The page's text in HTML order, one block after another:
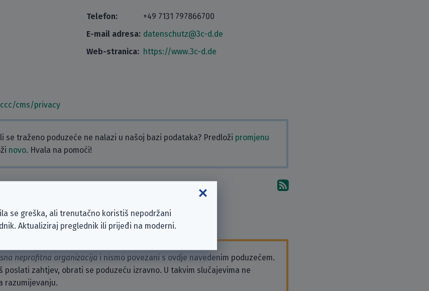
Telefon:
+49 7131 797866700
E-mail adresa: datenschutz@3c-d.de
Web-stranica: https://www.3c-d.de
cms/privacy
se traženo poduzeće ne nalazi u našoj bazi podataka? Predloži promjenu
novo. Hvala na pomoći!
Pretplati se na komentare
želiš, napiši komentar!
neprofitna organizacija i nismo povezani s ovdje navedenim poduzećem.
poslati zahtjev, obrati se poduzeću izravno. U takvim slučajevima ne
razumijevanju.
se greška, ali trenutačno koristiš nepodržani
Aktualiziraj preglednik ili prijeđi na moderni.